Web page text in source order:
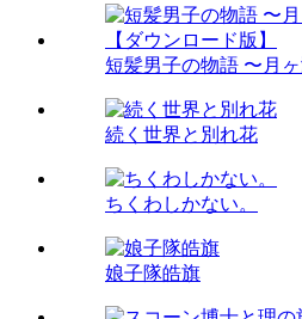
短髪男子の物語 〜月
続く世界と別れ花
ちくわしかない。
娘子隊皓旗